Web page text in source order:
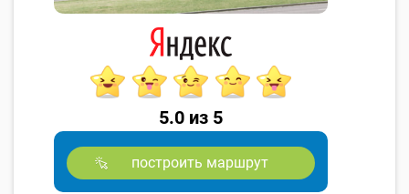
5.0 из 5
построить маршрут